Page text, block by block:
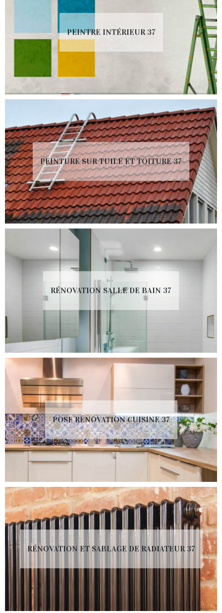
PEINTRE INTÉRIEUR 37
PEINTURE SUR TUILE ET TOITURE 37
RÉNOVATION SALLE DE BAIN 37
POSE RÉNOVATION CUISINE 37
RÉNOVATION ET SABLAGE DE RADIATEUR 37